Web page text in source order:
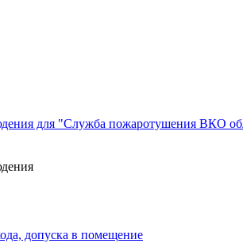
для "Служба пожаротушения ВКО
допуска в помещение